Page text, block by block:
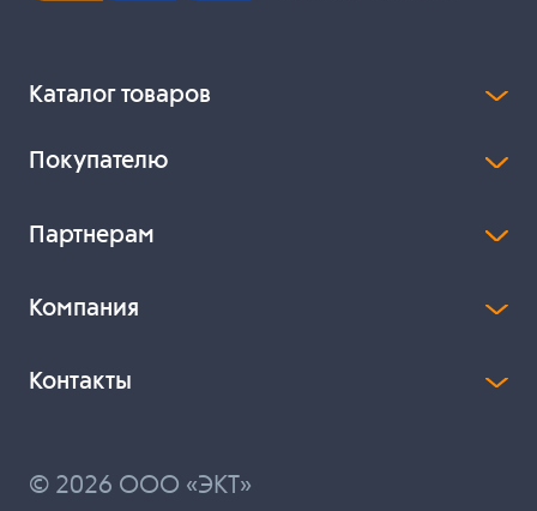
Каталог товаров
Покупателю
Партнерам
Компания
Контакты
© 2026 ООО «ЭКТ»